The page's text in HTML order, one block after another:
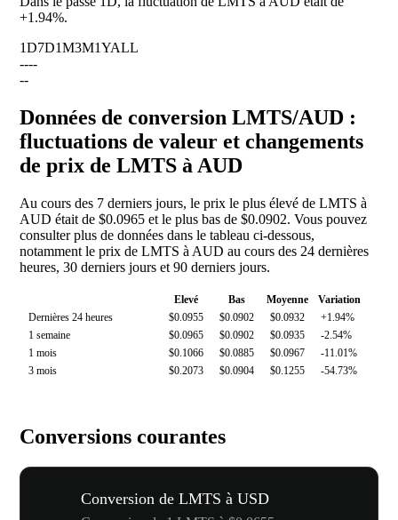
+1.94%.
1D7D1M3M1YALL
----
--
Données de conversion LMTS/AUD :
fluctuations de valeur et changements
de prix de LMTS à AUD
Au cours des 7 derniers jours, le prix le plus élevé de LMTS à
AUD était de $0.0965 et le plus bas de $0.0902. Vous pouvez
consulter plus de données dans le tableau ci-dessous,
notamment le prix de LMTS à AUD au cours des 24 dernières
heures, 30 derniers jours et 90 derniers jours.
Elevé Bas Moyenne
Variation
Dernières 24 heures
$0.0955 $0.0902 $0.0932
+1.94%
1 semaine
$0.0965 $0.0902 $0.0935
-2.54%
1 mois
$0.1066 $0.0885 $0.0967
-11.01%
3 mois
$0.2073 $0.0904 $0.1255 -54.73%
Conversions courantes
Conversion de LMTS à USD